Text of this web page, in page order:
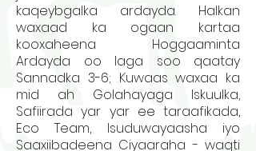
kaqeybgalka ardayda. Halkan
waxaad ka ogaan kartaa
kooxaheena Hoggaaminta
Ardayda oo laga soo qaatay
Sannadka 3-6; Kuwaas waxaa ka
mid ah Golahayaga Iskuulka,
Safiirada yar yar ee taraafikada,
Eco Team, Isuduwayaasha iyo
Saaxiibadeena Ciyaaraha - waqti